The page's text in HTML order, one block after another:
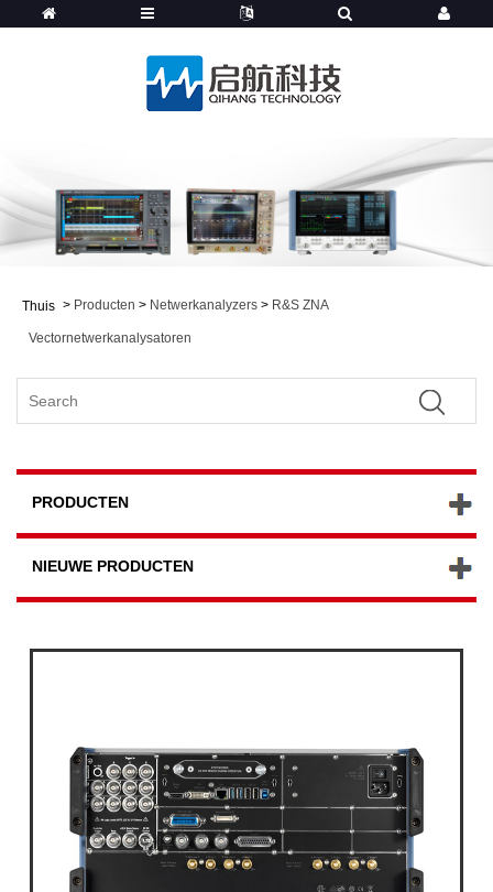
Thuis > Producten > Netwerkanalyzers > R&S ZNA
Vectornetwerkanalysatoren
PRODUCTEN
NIEUWE PRODUCTEN